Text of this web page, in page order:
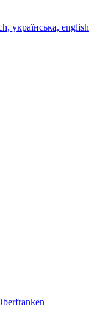
українська, english